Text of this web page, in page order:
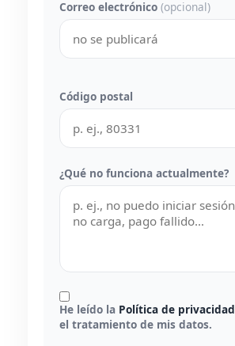
Correo electrónico (opcional)
Código postal
¿Qué no funciona actualmente?
He leído la Política de privacidad
el tratamiento de mis datos.